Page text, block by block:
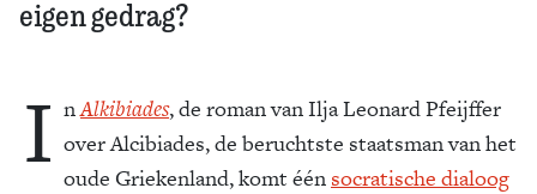
eigen gedrag?
I nAlkibiades, de roman van Ilja Leonard Pfeijffer
over Alcibiades, de beruchtste staatsman van het
oude Griekenland, komt één socratische dialoog